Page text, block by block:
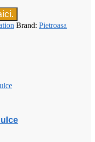
Brand: Pietroasa